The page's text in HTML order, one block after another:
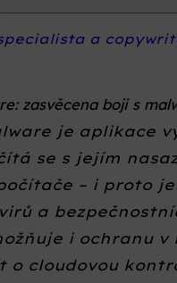
specialista a
zasvěcena boji s
je aplikace
se s jejím
– i proto
a
i ochranu
o cloudovou